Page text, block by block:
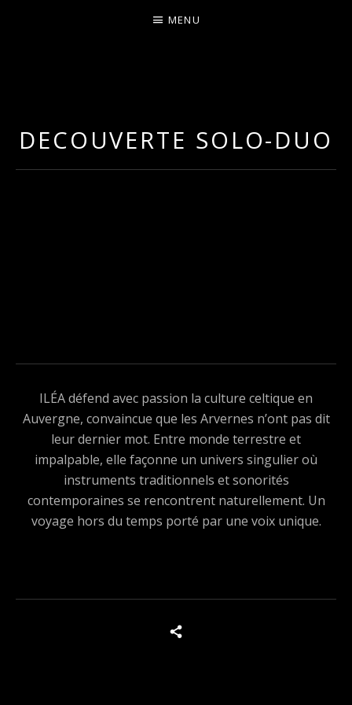
É
A
MENU
DECOUVERTE SOLO-DUO
ILÉA défend avec passion la culture celtique en
Auvergne, convaincue que les Arvernes n’ont pas dit
leur dernier mot. Entre monde terrestre et
impalpable, elle façonne un univers singulier où
instruments traditionnels et sonorités
contemporaines se rencontrent naturellement. Un
voyage hors du temps porté par une voix unique.
Boutons des médias sociaux